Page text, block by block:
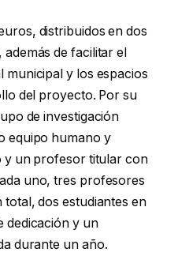
distribuidos en dos
de facilitar el
y los espacios
del proyecto. Por su
de investigación
equipo humano y
un profesor titular con
uno, tres profesores
dos estudiantes en
dedicación y un
durante un año.